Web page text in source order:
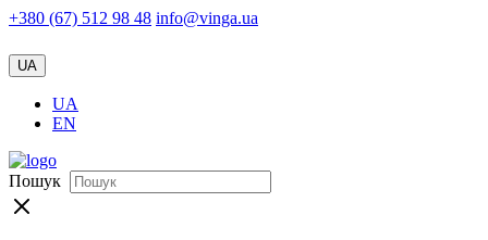
+380 (67) 512 98 48 info@vinga.ua
UA
UA
EN
Пошук